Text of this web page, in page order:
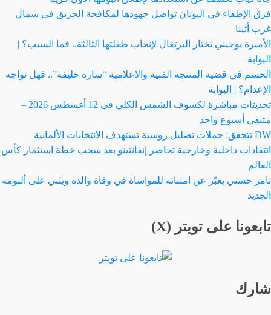
فرق الإطفاء في اليونان تواصل جهودها لمكافحة الحريق في شمال
غرب أثينا
الأميرة يوجيني تختار البرتغال لإنجاب طفلتها الثالثة.. فما السبب؟ |
البوابة
الحسم في قضية المنتجة الفنية والاعلامية “سارة خليفة”.. فهل تواجه
الإعدام؟ | البوابة
تحديثات مباشرة لكسوف الشمس الكلي في 12 أغسطس 2026 –
متبقي أسبوع واحد
DW تتحقق: حملات تضليل روسية تستهدف الانتخابات الألمانية
انتقادات داخلية وخارجية تحاصر إنفانتينو بعد سحب خطة استثمار كأس
العالم
تامر حسني يعبّر عن امتنانه للمواساة في وفاة والده ويثني على ألبومه
الجديد
تابعونا على تويتر (X)
شارك